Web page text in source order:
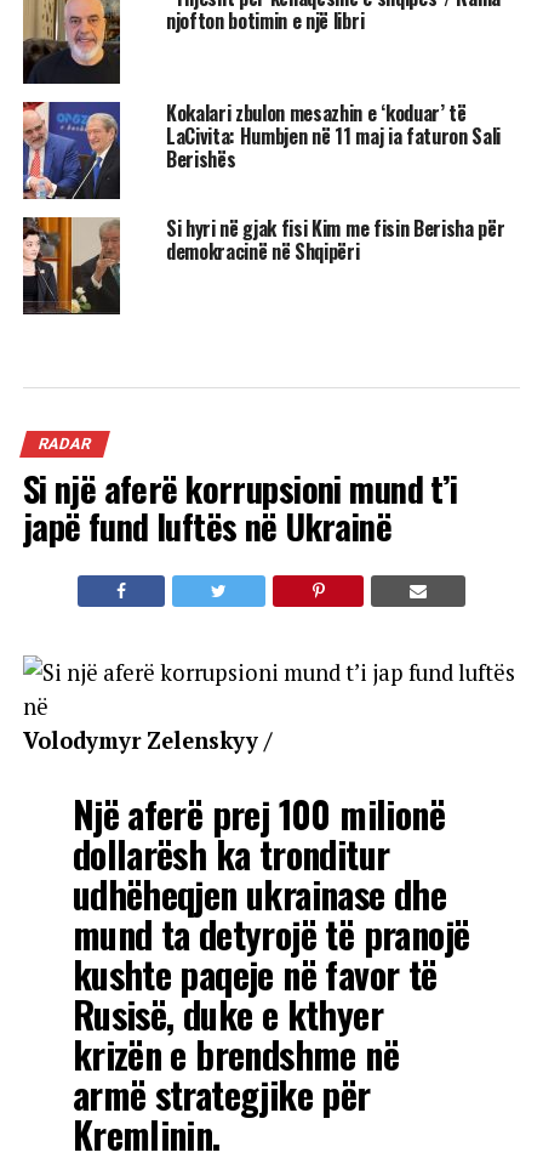
njofton botimin e një libri
Kokalari zbulon mesazhin e ‘koduar’ të
LaCivita: Humbjen në 11 maj ia faturon Sali
Berishës
Si hyri në gjak fisi Kim me fisin Berisha për
demokracinë në Shqipëri
RADAR
Si një aferë korrupsioni mund t’i
japë fund luftës në Ukrainë
Volodymyr Zelenskyy /
Një aferë prej 100 milionë
dollarësh ka tronditur
udhëheqjen ukrainase dhe
mund ta detyrojë të pranojë
kushte paqeje në favor të
Rusisë, duke e kthyer
krizën e brendshme në
armë strategjike për
Kremlinin.